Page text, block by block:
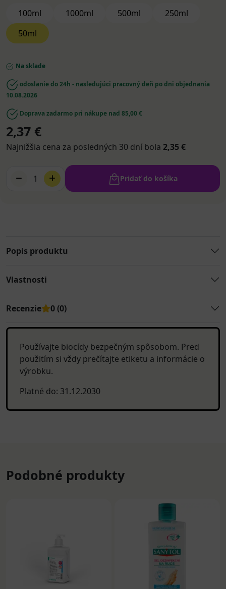
100ml 1000ml 500ml
250ml
50ml
Na sklade
odoslanie do 24h - nasledujúci pracovný deň po dni objednania
10.08.2026
Doprava zadarmo pri nákupe nad 85,00 €
2,37 €
Najnižšia cena za posledných 30 dní bola 2,35 €
1 Pridať do košíka
Popis produktu
Vlastnosti
Recenzie 0 (0)
Používajte biocídy bezpečným spôsobom. Pred
použitím si vždy prečítajte etiketu a informácie o
výrobku.
Platné do: 31.12.2030
Podobné produkty